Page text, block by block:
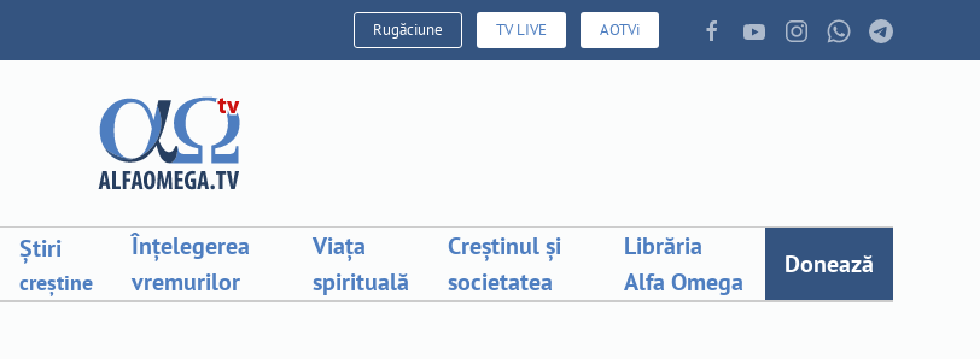
Rugăciune TV LIVE AOTVi
Știri
creștine
Înțelegerea
vremurilor
Viața
spirituală
Creștinul și
societatea
Librăria
Alfa Omega
Donează